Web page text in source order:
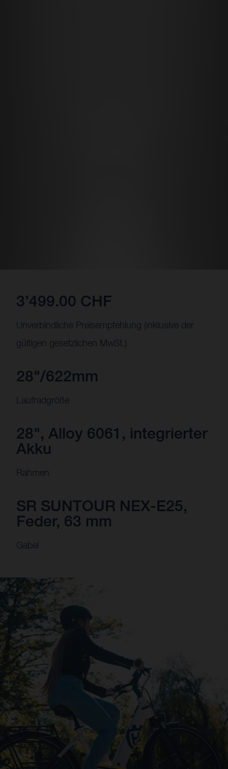
3’499.00 CHF
Unverbindliche Preisempfehlung (inklusive der
gültigen gesetzlichen MwSt.)
28"/622mm
Laufradgröße
28", Alloy 6061, integrierter
Akku
Rahmen
SR SUNTOUR NEX-E25,
Feder, 63 mm
Gabel